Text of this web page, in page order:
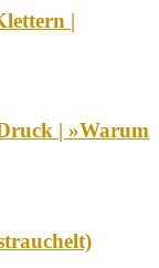
|
| »Warum